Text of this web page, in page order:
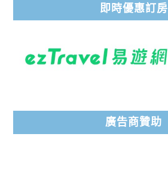
即時優惠訂房
廣告商贊助